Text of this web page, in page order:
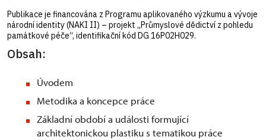
Publikace je financována z Programu aplikovaného výzkumu a vývoje
národní identity (NAKI II) – projekt „Průmyslové dědictví z pohledu
památkové péče“, identifikační kód DG 16P02H029.
Obsah:
Úvodem
Metodika a koncepce práce
Základní období a události formující
architektonickou plastiku s tematikou práce